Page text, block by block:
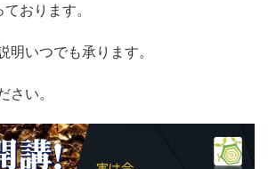
おります。
明いつでも承ります。
さい。